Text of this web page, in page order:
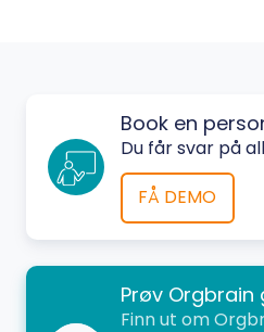
Book en
Du får svar på
FÅ DEMO
Prøv Orgbrain
Finn ut om